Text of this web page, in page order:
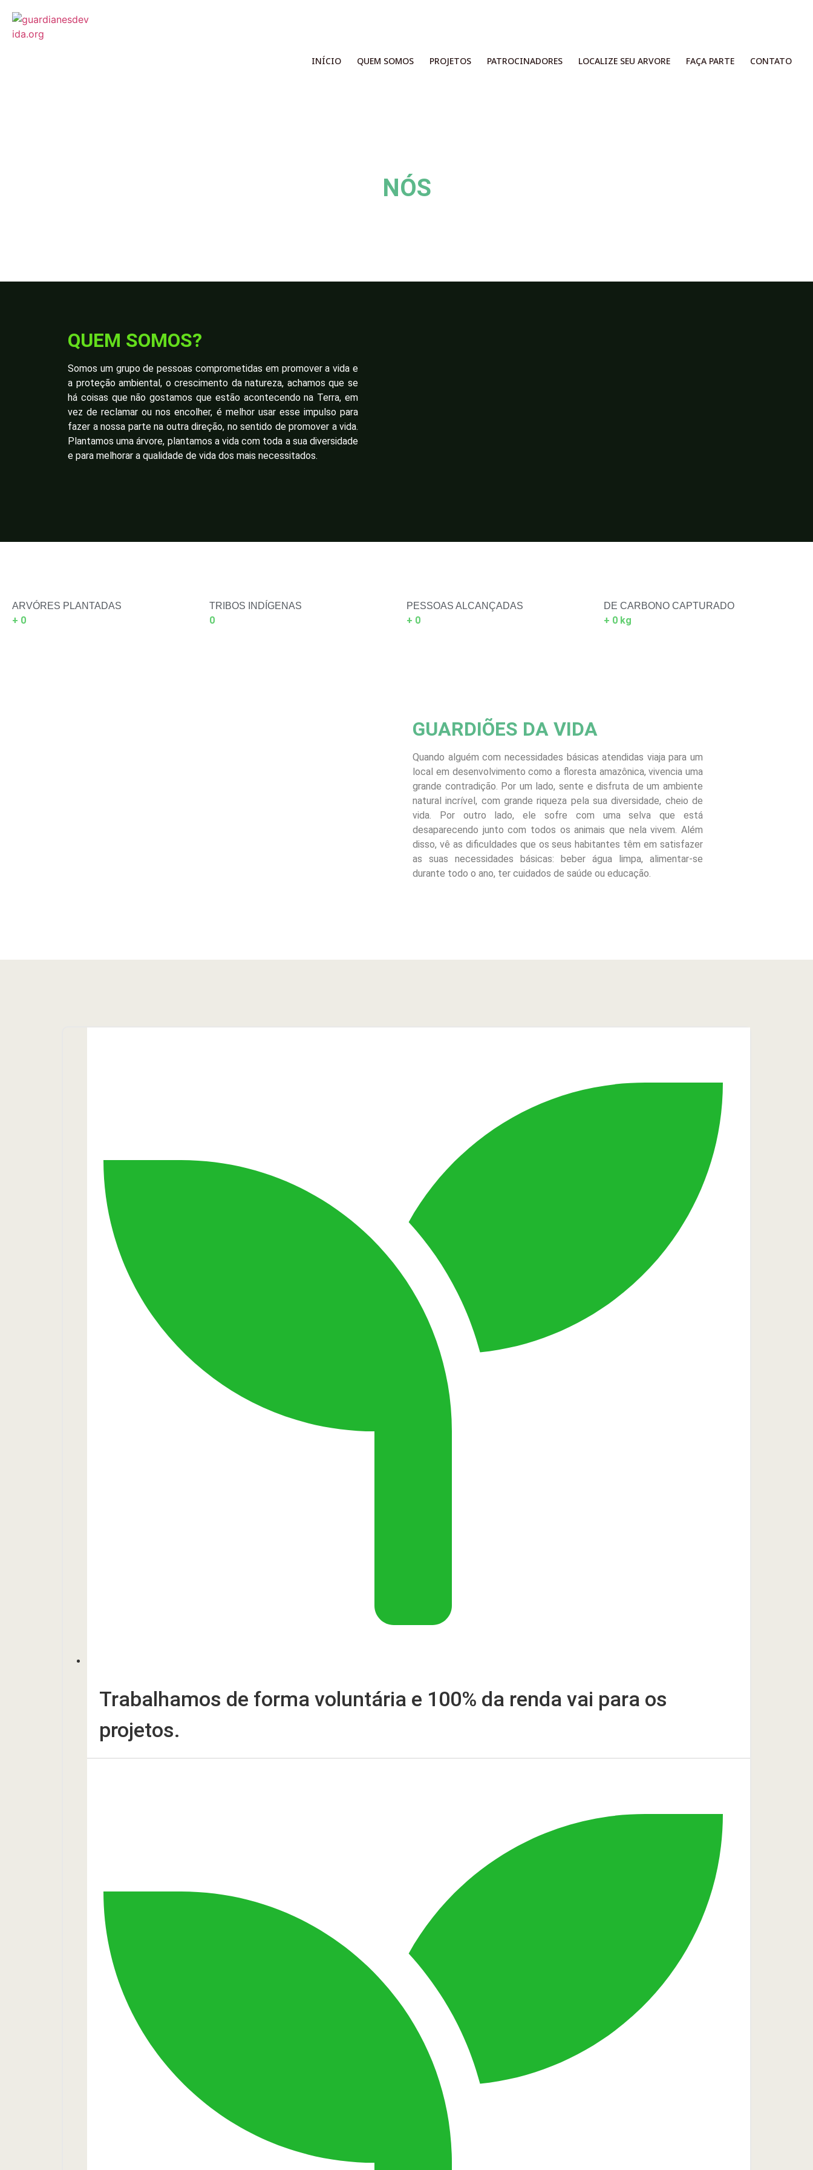
INÍCIO QUEM SOMOS PROJETOS PATROCINADORES​ LOCALIZE SEU ARVORE FAÇA PARTE CONTATO
NÓS
QUEM SOMOS?
Somos um grupo de pessoas comprometidas em promover a vida e
a proteção ambiental, o crescimento da natureza, achamos que se
há coisas que não gostamos que estão acontecendo na Terra, em
vez de reclamar ou nos encolher, é melhor usar esse impulso para
fazer a nossa parte na outra direção, no sentido de promover a vida.
Plantamos uma árvore, plantamos a vida com toda a sua diversidade
e para melhorar a qualidade de vida dos mais necessitados.
ARVÓRES PLANTADAS
+ 0
TRIBOS INDÍGENAS
0
PESSOAS ALCANÇADAS
+ 0
DE CARBONO CAPTURADO
+ 0 kg
GUARDIÕES DA VIDA
Quando alguém com necessidades básicas atendidas viaja para um
local em desenvolvimento como a floresta amazônica, vivencia uma
grande contradição. Por um lado, sente e disfruta de um ambiente
natural incrível, com grande riqueza pela sua diversidade, cheio de
vida. Por outro lado, ele sofre com uma selva que está
desaparecendo junto com todos os animais que nela vivem. Além
disso, vê as dificuldades que os seus habitantes têm em satisfazer
as suas necessidades básicas: beber água limpa, alimentar-se
durante todo o ano, ter cuidados de saúde ou educação.
Trabalhamos de forma voluntária e 100% da renda vai para os
projetos.